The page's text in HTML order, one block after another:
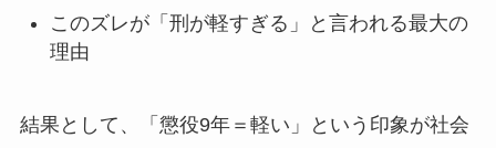
このズレが「刑が軽すぎる」と言われる最大の
理由
結果として、「懲役9年＝軽い」という印象が社会